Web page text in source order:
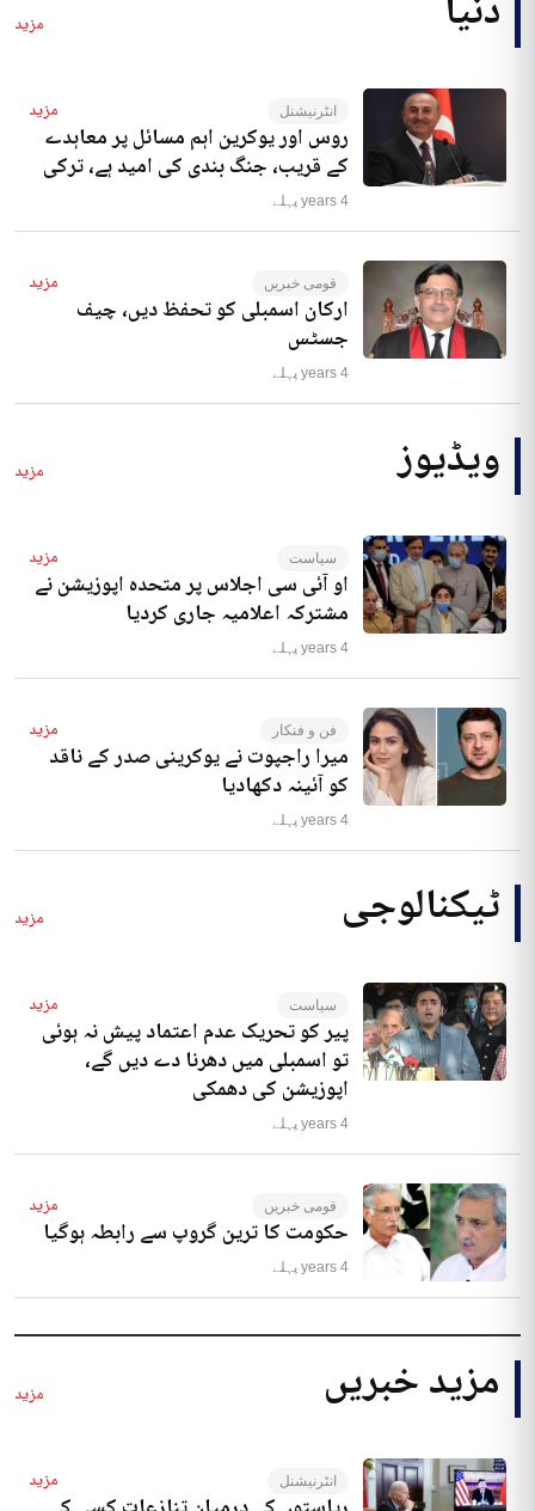
دنیا مزید
انٹرنیشنل مزید
روس اور یوکرین اہم مسائل پر معاہدے
کے قریب، جنگ بندی کی امید ہے، ترکی
4 years پہلے
قومی خبریں مزید
ارکان اسمبلی کو تحفظ دیں، چیف
جسٹس
4 years پہلے
ویڈیوز مزید
سیاست مزید
او آئی سی اجلاس پر متحدہ اپوزیشن نے
مشترکہ اعلامیہ جاری کردیا
4 years پہلے
فن و فنکار مزید
میرا راجپوت نے یوکرینی صدر کے ناقد
کو آئینہ دکھادیا
4 years پہلے
ٹیکنالوجی مزید
سیاست مزید
پیر کو تحریک عدم اعتماد پیش نہ ہوئی
تو اسمبلی میں دھرنا دے دیں گے،
اپوزیشن کی دھمکی
4 years پہلے
قومی خبریں مزید
حکومت کا ترین گروپ سے رابطہ ہوگیا
4 years پہلے
مزید خبریں مزید
انٹرنیشنل مزید